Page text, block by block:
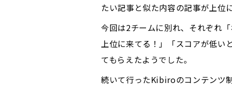
たい記事と似た内容の記事が上位
今回は2チームに別れ、それぞれ
上位に来てる！」「スコアが低い
てもらえたようでした。
続いて行ったKibiroのコンテンツ